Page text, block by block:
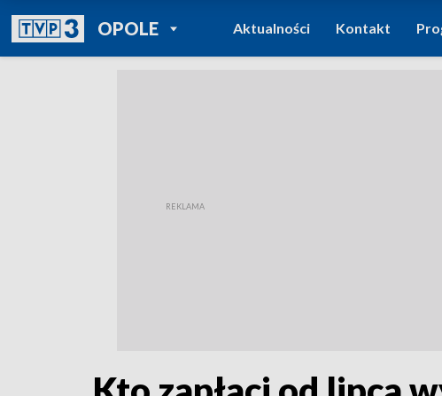
OPOLEPOWRÓT DO
TVP REGIONY
Aktualności Kontakt